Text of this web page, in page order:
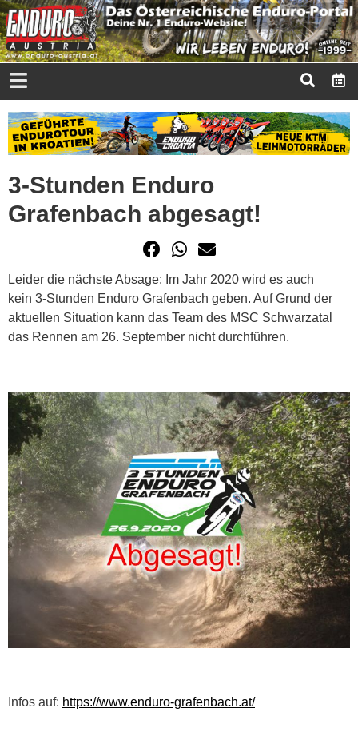
3-Stunden Enduro
Grafenbach abgesagt!
Leider die nächste Absage: Im Jahr 2020 wird es auch
kein 3-Stunden Enduro Grafenbach geben. Auf Grund der
aktuellen Situation kann das Team des MSC Schwarzatal
das Rennen am 26. September nicht durchführen.
Infos auf: https://www.enduro-grafenbach.at/